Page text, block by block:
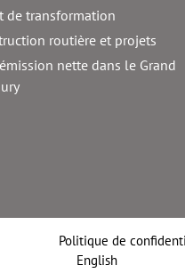
de transformation
routière et projets
nette dans le Grand
Politique de
English